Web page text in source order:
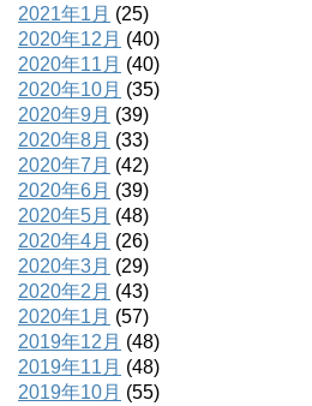
2021年1月 (25)
2020年12月 (40)
2020年11月 (40)
2020年10月 (35)
2020年9月 (39)
2020年8月 (33)
2020年7月 (42)
2020年6月 (39)
2020年5月 (48)
2020年4月 (26)
2020年3月 (29)
2020年2月 (43)
2020年1月 (57)
2019年12月 (48)
2019年11月 (48)
2019年10月 (55)